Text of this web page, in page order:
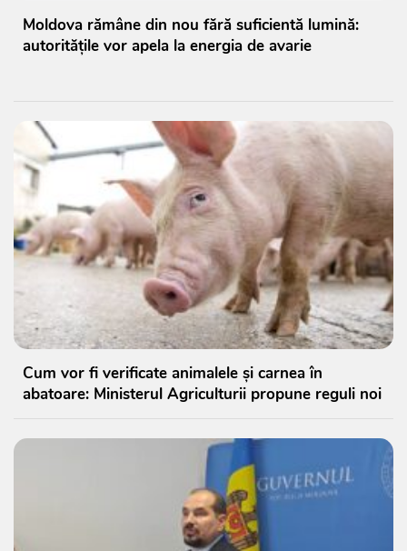
Moldova rămâne din nou fără suficientă lumină:
autoritățile vor apela la energia de avarie
Cum vor fi verificate animalele și carnea în
abatoare: Ministerul Agriculturii propune reguli noi